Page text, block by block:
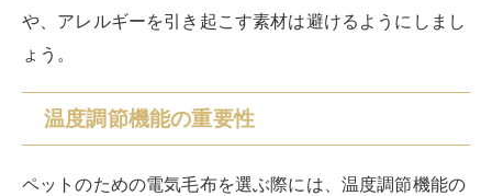
や、アレルギーを引き起こす素材は避けるようにしまし
ょう。
温度調節機能の重要性
ペットのための電気毛布を選ぶ際には、温度調節機能の